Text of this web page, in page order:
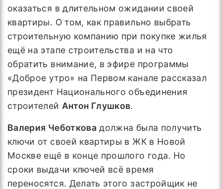
оказаться в длительном ожидании своей
квартиры. О том, как правильно выбрать
строительную компанию при покупке жилья
ещё на этапе строительства и на что
обратить внимание, в эфире программы
«Доброе утро» на Первом канале рассказал
президент Национального объединения
строителей Антон Глушков.
Валерия Чеботкова должна была получить
ключи от своей квартиры в ЖК в Новой
Москве ещё в конце прошлого года. Но
сроки выдачи ключей всё время
переносятся. Делать этого застройщик не